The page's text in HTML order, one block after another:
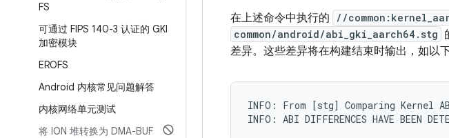
FS
可通过 FIPS 140-3 认证的 GKI
加密模块
EROFS
Android 内核常见问题解答
内核网络单元测试
将 ION 堆转换为 DMA-BUF
在上述命令中执行的 //
common/android/abi_gki_aarch64.stg
差异。这些差异将在构建结束时输出，如以
INFO: From [stg] Comparing Kernel